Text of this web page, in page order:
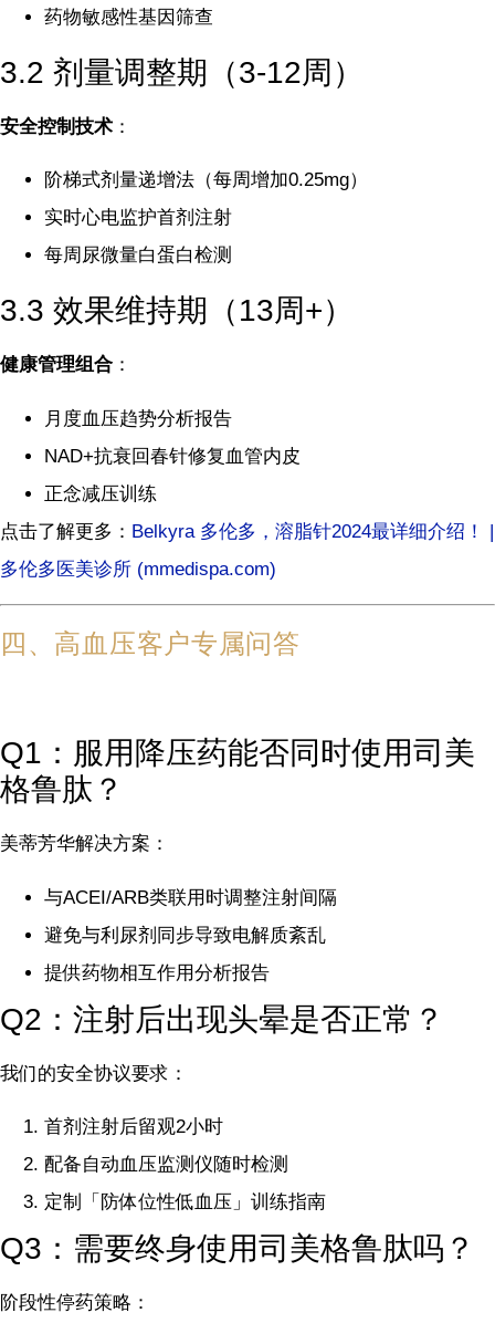
药物敏感性基因筛查
3.2 剂量调整期（3-12周）
安全控制技术 ：
阶梯式剂量递增法（每周增加0.25mg）
实时心电监护首剂注射
每周尿微量白蛋白检测
3.3 效果维持期（13周+）
健康管理组合 ：
月度血压趋势分析报告
NAD+抗衰回春针修复血管内皮
正念减压训练
点击了解更多： Belkyra 多伦多，溶脂针2024最详细介绍！ |
多伦多医美诊所 (mmedispa.com)
四、高血压客户专属问答
Q1：服用降压药能否同时使用司美
格鲁肽？
美蒂芳华解决方案：
与ACEI/ARB类联用时调整注射间隔
避免与利尿剂同步导致电解质紊乱
提供药物相互作用分析报告
Q2：注射后出现头晕是否正常？
我们的安全协议要求：
首剂注射后留观2小时
配备自动血压监测仪随时检测
定制「防体位性低血压」训练指南
Q3：需要终身使用司美格鲁肽吗？
阶段性停药策略：